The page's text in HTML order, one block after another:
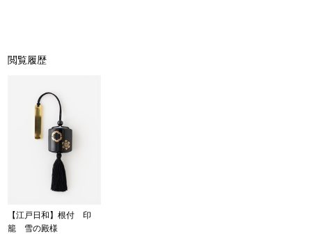
閲覧履歴
【江戸日和】根付 印
籠 雪の殿様